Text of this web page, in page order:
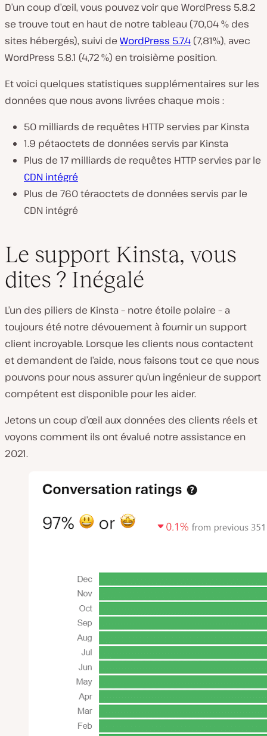
D’un coup d’œil, vous pouvez voir que WordPress 5.8.2
se trouve tout en haut de notre tableau (70,04 % des
sites hébergés), suivi de WordPress 5.7.4 (7,81%), avec
WordPress 5.8.1 (4,72 %) en troisième position.
Et voici quelques statistiques supplémentaires sur les
données que nous avons livrées chaque mois :
50 milliards de requêtes HTTP servies par Kinsta
1.9 pétaoctets de données servis par Kinsta
Plus de 17 milliards de requêtes HTTP servies par le
CDN intégré
Plus de 760 téraoctets de données servis par le
CDN intégré
Le support Kinsta, vous
dites ? Inégalé
L’un des piliers de Kinsta – notre étoile polaire – a
toujours été notre dévouement à fournir un support
client incroyable. Lorsque les clients nous contactent
et demandent de l’aide, nous faisons tout ce que nous
pouvons pour nous assurer qu’un ingénieur de support
compétent est disponible pour les aider.
Jetons un coup d’œil aux données des clients réels et
voyons comment ils ont évalué notre assistance en
2021.